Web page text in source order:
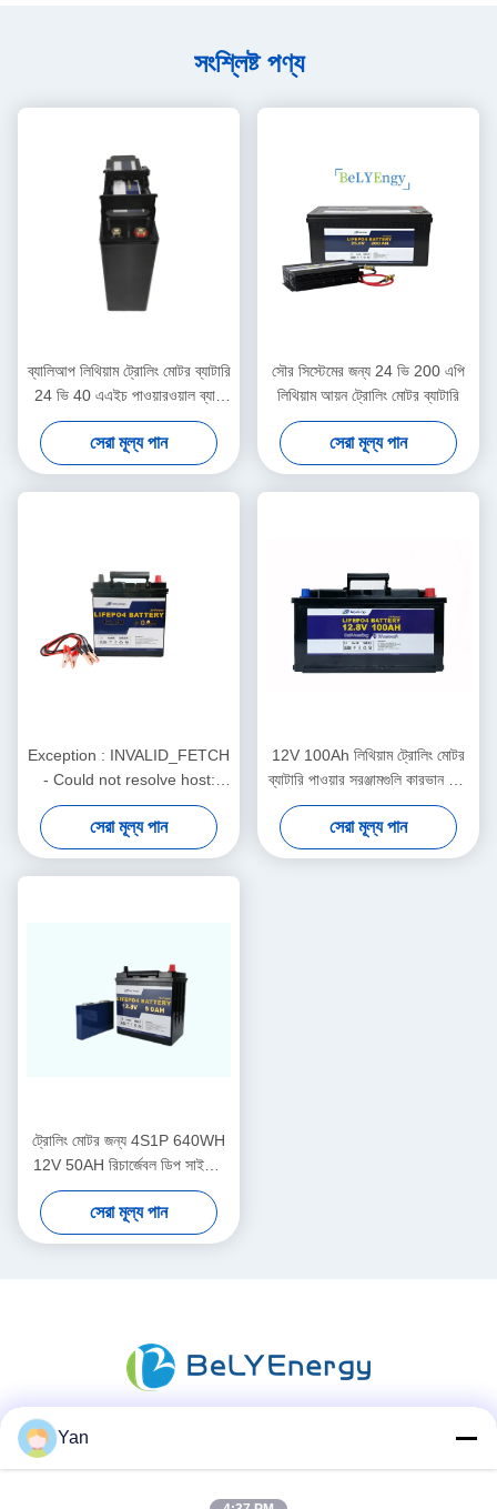
সংশ্লিষ্ট পণ্য
ব্যালিআপ লিথিয়াম ট্রোলিং মোটর ব্যাটারি
24 ভি 40 এএইচ পাওয়ারওয়াল ব্যাক
আপ সিস্টেমের জন্য
সেরা মূল্য পান
সৌর সিস্টেমের জন্য 24 ভি 200 এপি
লিথিয়াম আয়ন ট্রোলিং মোটর ব্যাটারি
সেরা মূল্য পান
Exception : INVALID_FETCH
- Could not resolve host:
translate.google.cn;
Unknown error
ip=52.118.0.203
সেরা মূল্য পান
12V 100Ah লিথিয়াম ট্রোলিং মোটর
ব্যাটারি পাওয়ার সরঞ্জামগুলি কারভান এবং
ক্যাম্পিং ব্যাটারি
সেরা মূল্য পান
ট্রোলিং মোটর জন্য 4S1P 640WH
12V 50AH রিচার্জেবল ডিপ সাইকেল
মেরিন ব্যাটারি
সেরা মূল্য পান
Yan